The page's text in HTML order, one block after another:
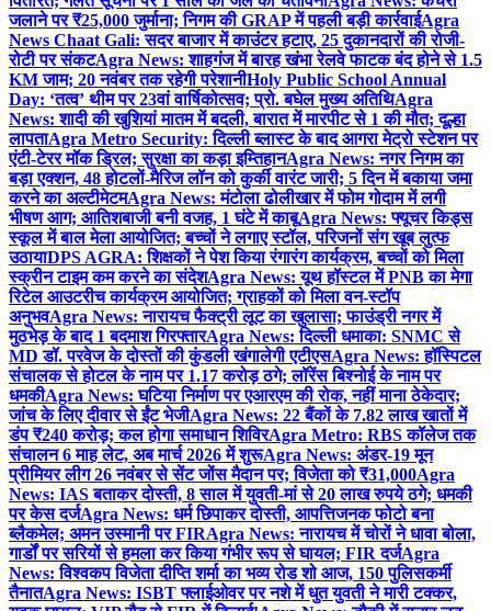
जलाने पर ₹25,000 जुर्माना; निगम की GRAP में पहली बड़ी कार्रवाईAgra
News Chaat Gali: सदर बाजार में काउंटर हटाए, 25 दुकानदारों की रोजी-
रोटी पर संकटAgra News: शाहगंज में बारह खंभा रेलवे फाटक बंद होने से 1.5
KM जाम; 20 नवंबर तक रहेगी परेशानीHoly Public School Annual
Day: ‘तत्व’ थीम पर 23वां वार्षिकोत्सव; प्रो. बघेल मुख्य अतिथिAgra
News: शादी की खुशियां मातम में बदली, बारात में मारपीट से 1 की मौत; दूल्हा
लापताAgra Metro Security: दिल्ली ब्लास्ट के बाद आगरा मेट्रो स्टेशन पर
एंटी-टेरर मॉक ड्रिल; सुरक्षा का कड़ा इम्तिहानAgra News: नगर निगम का
बड़ा एक्शन, 48 होटलों-मैरिज लॉन को कुर्की वारंट जारी; 5 दिन में बकाया जमा
करने का अल्टीमेटमAgra News: मंटोला ढोलीखार में फोम गोदाम में लगी
भीषण आग; आतिशबाजी बनी वजह, 1 घंटे में काबूAgra News: फ्यूचर किड्स
स्कूल में बाल मेला आयोजित; बच्चों ने लगाए स्टॉल, परिजनों संग खूब लुत्फ
उठायाDPS AGRA: शिक्षकों ने पेश किया रंगारंग कार्यक्रम, बच्चों को मिला
स्क्रीन टाइम कम करने का संदेशAgra News: यूथ हॉस्टल में PNB का मेगा
रिटेल आउटरीच कार्यक्रम आयोजित; ग्राहकों को मिला वन-स्टॉप
अनुभवAgra News: नारायच फैक्ट्री लूट का खुलासा; फाउंड्री नगर में
मुठभेड़ के बाद 1 बदमाश गिरफ्तारAgra News: दिल्ली धमाका: SNMC से
MD डॉ. परवेज के दोस्तों की कुंडली खंगालेगी एटीएसAgra News: हॉस्पिटल
संचालक से होटल के नाम पर 1.17 करोड़ ठगे; लॉरेंस बिश्नोई के नाम पर
धमकीAgra News: घटिया निर्माण पर एआरएम की रोक, नहीं माना ठेकेदार;
जांच के लिए दीवार से ईंट भेजीAgra News: 22 बैंकों के 7.82 लाख खातों में
डंप ₹240 करोड़; कल होगा समाधान शिविरAgra Metro: RBS कॉलेज तक
संचालन 6 माह लेट, अब मार्च 2026 में शुरूAgra News: अंडर-19 मून
प्रीमियर लीग 26 नवंबर से सेंट जोंस मैदान पर; विजेता को ₹31,000Agra
News: IAS बताकर दोस्ती, 8 साल में युवती-मां से 20 लाख रुपये ठगे; धमकी
पर केस दर्जAgra News: धर्म छिपाकर दोस्ती, आपत्तिजनक फोटो बना
ब्लैकमेल; अमन उस्मानी पर FIRAgra News: नारायच में चोरों ने धावा बोला,
गार्डों पर सरियों से हमला कर किया गंभीर रूप से घायल; FIR दर्जAgra
News: विश्वकप विजेता दीप्ति शर्मा का भव्य रोड शो आज, 150 पुलिसकर्मी
तैनातAgra News: ISBT फ्लाईओवर पर नशे में धुत युवती ने मारी टक्कर,